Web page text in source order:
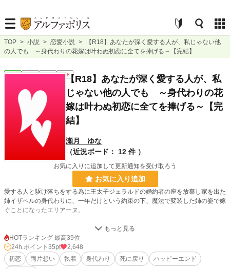
TOP > 小説 > 恋愛小説 >
【R18】あなたが深く愛する人が、私じゃない他
の人でも ～身代わりの花嫁は叶わぬ初恋に全てを捧げる～【完結】
恋愛 完結 長編 R18【R18】あなたが深く愛する人が、私
じゃない他の人でも ～身代わりの花
嫁は叶わぬ初恋に全てを捧げる～【完
結】
瀬月 ゆな
（近況ボード：
12 件 ）
お気に入りに追加して更新通知を受け取ろう
お気に入り追加
愛する人と駆け落ちをする為に王太子ジェラルドの婚約者の座を放棄し家を出た
姉イザベルの身代わりに、一年だけという約束の下、魔法で変装した姉の姿で嫁
ぐことになったエリアーヌ。
密かにジェラルドに恋をしていたエリアーヌは、イザベルだと思っている彼から
優しく愛の言葉を囁かれる度に悲しみと罪悪感に苦しむようになる。
ある日、夜会で不審者が闖入し、ジェラルドを庇ったエリアーヌは凶刃に倒れ―
―！？
HOTランキング 最高39位
24h.ポイント 35pt
2,648
初恋
両片想い 執着 身代わり 死に戻り
ハッピーエンド